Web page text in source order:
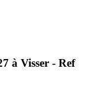
à Visser - Ref